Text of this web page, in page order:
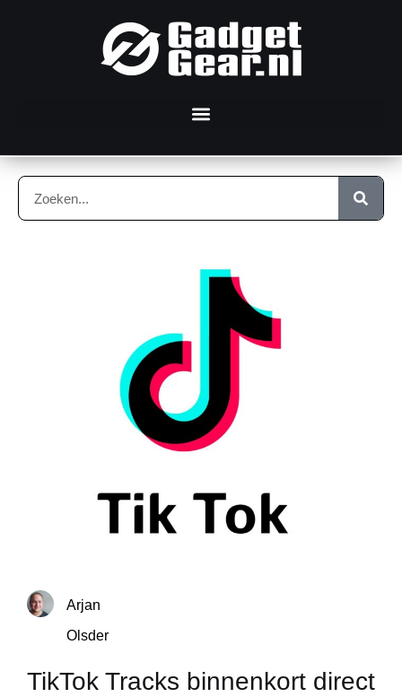
Arjan
Olsder
TikTok Tracks binnenkort direct